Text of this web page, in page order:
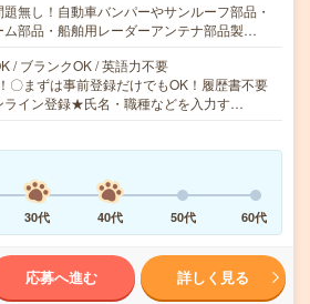
無し！自動車バンパーやサンルーフ部品・
ム部品・船舶用レーダーアンテナ部品製…
/ ブランクOK / 英語力不要
〇まずは事前登録だけでもOK！履歴書不要
ライン登録★氏名・職種などを入力す…
30代 40代 50代 60代
応募へ進む 詳しく見る